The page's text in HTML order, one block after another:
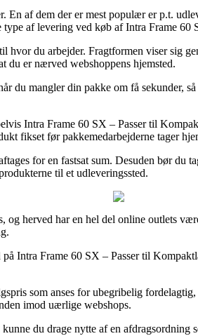
af dem der er mest populær er p.t.
af levering ved køb af Intra Frame 60
du arbejder. Fragtformen viser sig
du er nærved webshoppens hjemsted.
mangler din pakke om få sekunder,
Intra Frame 60 SX – Passer til
fikset før pakkemedarbejderne tager
for en fastsat sum. Desuden bør du
til et udleveringssted.
herved har en hel del online outlets
Intra Frame 60 SX – Passer til
som anses for ubegribelig
imod uærlige webshops.
du drage nytte af en